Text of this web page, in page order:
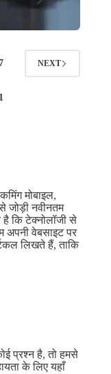
NEXT
मोबाइल,
जोड़ी नवीनतम
है कि टेक्नोलॉजी से
वेबसाइट पर
लिखते हैं, ताकि
प्रश्न है, तो हमसे
के लिए यहाँ